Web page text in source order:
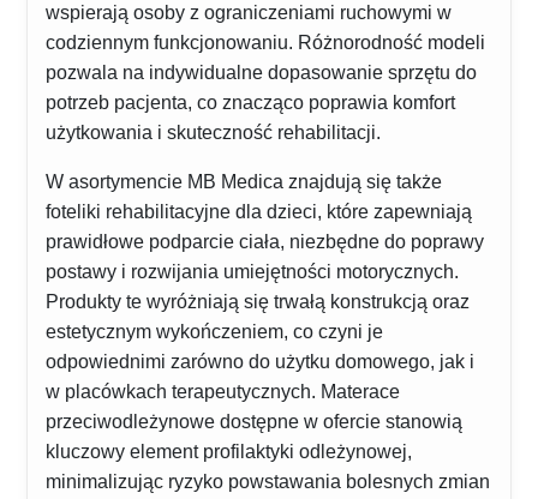
wspierają osoby z ograniczeniami ruchowymi w
codziennym funkcjonowaniu. Różnorodność modeli
pozwala na indywidualne dopasowanie sprzętu do
potrzeb pacjenta, co znacząco poprawia komfort
użytkowania i skuteczność rehabilitacji.
W asortymencie MB Medica znajdują się także
foteliki rehabilitacyjne dla dzieci, które zapewniają
prawidłowe podparcie ciała, niezbędne do poprawy
postawy i rozwijania umiejętności motorycznych.
Produkty te wyróżniają się trwałą konstrukcją oraz
estetycznym wykończeniem, co czyni je
odpowiednimi zarówno do użytku domowego, jak i
w placówkach terapeutycznych. Materace
przeciwodleżynowe dostępne w ofercie stanowią
kluczowy element profilaktyki odleżynowej,
minimalizując ryzyko powstawania bolesnych zmian